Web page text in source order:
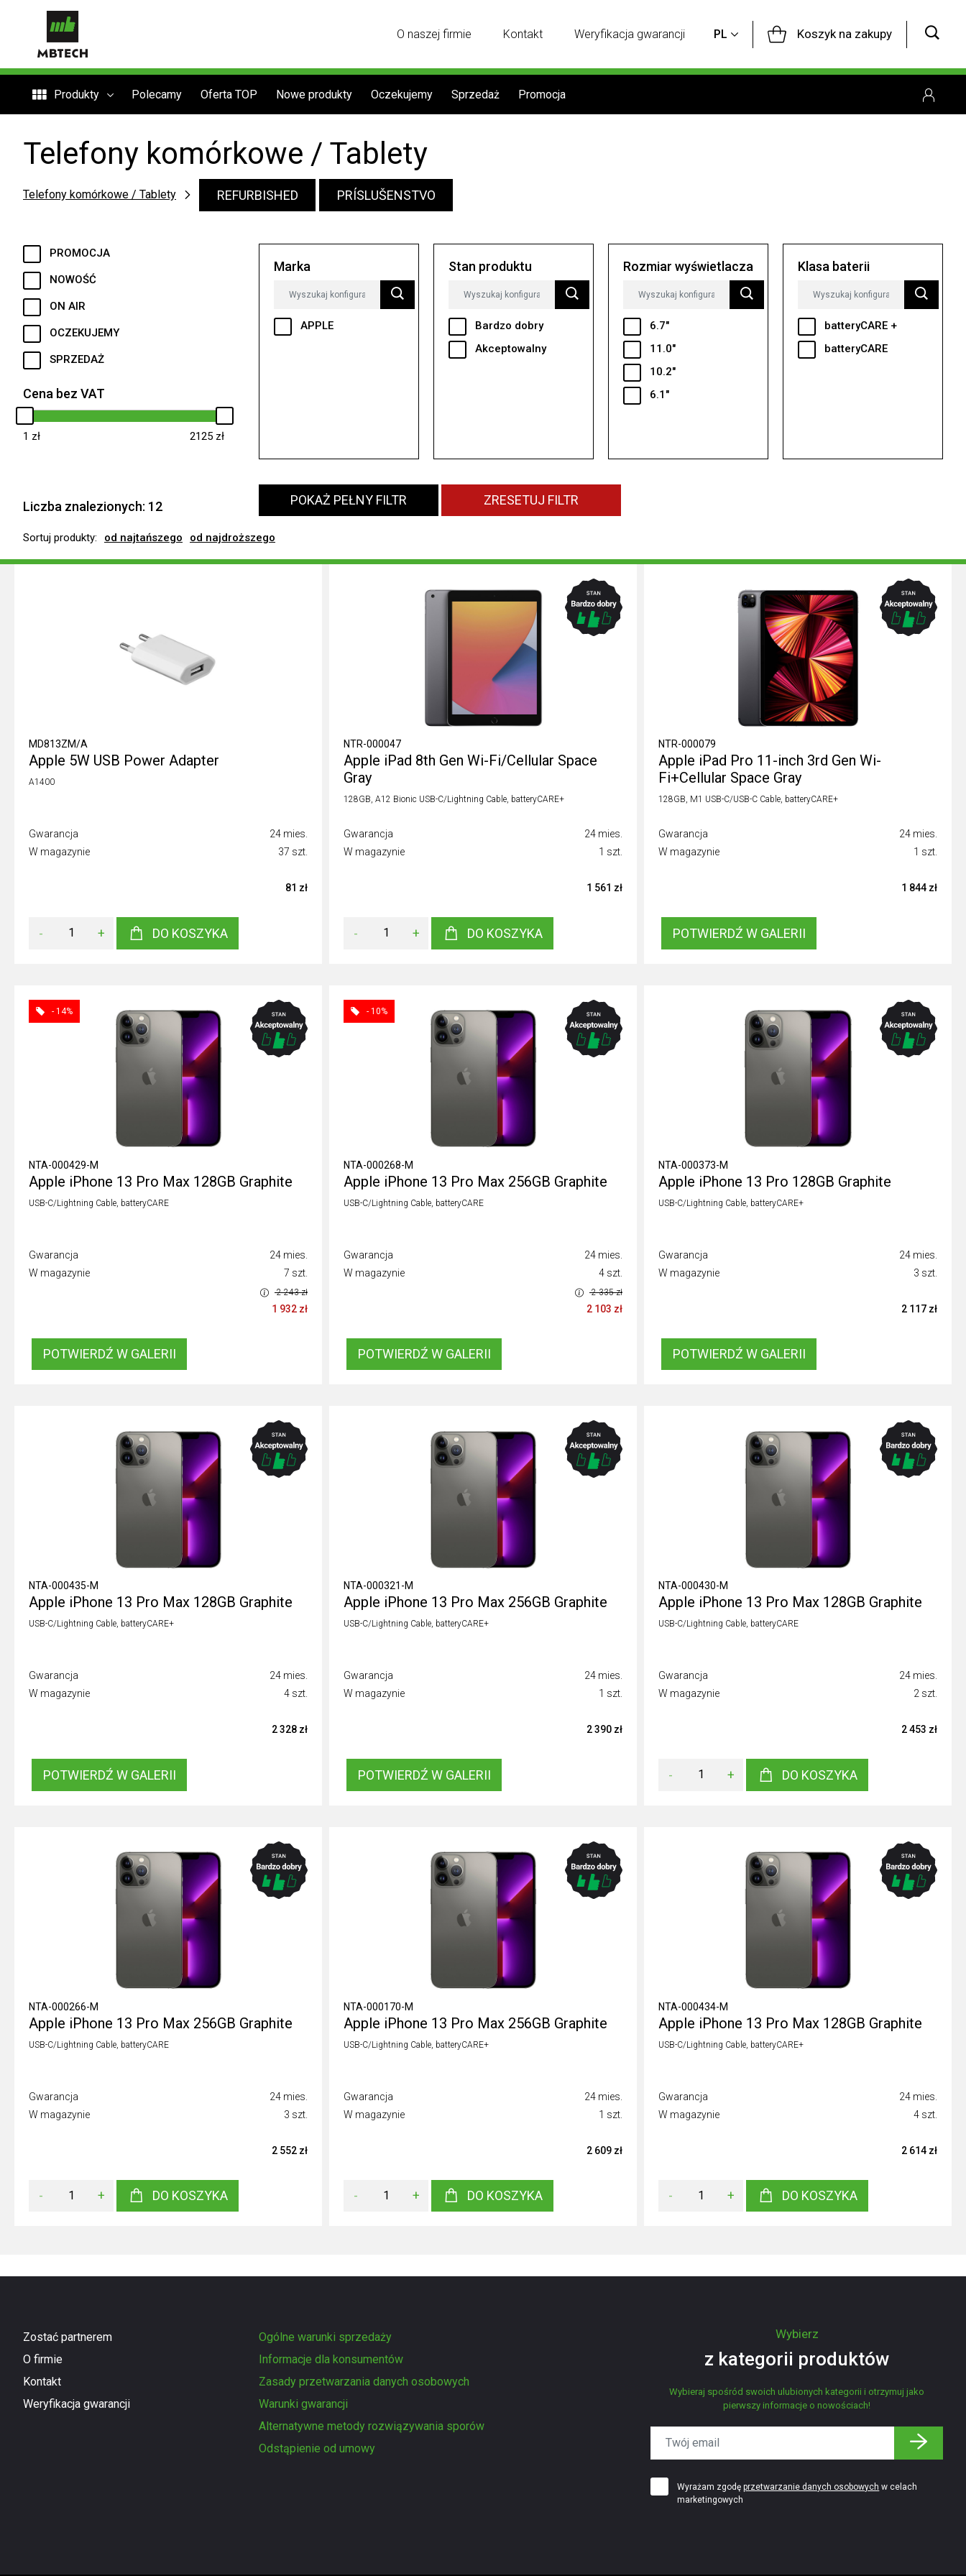
O naszej firmie Kontakt Weryfikacja gwarancji PL Koszyk na zakupy
Produkty Polecamy Oferta TOP Nowe produkty Oczekujemy Sprzedaż Promocja
Telefony komórkowe / Tablety
Telefony komórkowe / Tablety REFURBISHED PRÍSLUŠENSTVO
PROMOCJA
NOWOŚĆ
ON AIR
OCZEKUJEMY
SPRZEDAŻ
Cena bez VAT
1 2125
Liczba znalezionych: 12
Marka
APPLE
Stan produktu
Bardzo dobry
Akceptowalny
Rozmiar wyświetlacza
6.7"
11.0"
10.2"
6.1"
Klasa baterii
batteryCARE +
batteryCARE
POKAŻ PEŁNY FILTR ZRESETUJ FILTR
Sortuj produkty: od najtańszego od najdroższego
MD813ZM/A
Apple 5W USB Power Adapter
A1400
Gwarancja
24 mies.
W magazynie
37 szt.
81 zł
- + DO KOSZYKA
NTR-000047
Apple iPad 8th Gen Wi-Fi/Cellular Space
Gray
128GB, A12 Bionic USB-C/Lightning Cable, batteryCARE+
Gwarancja
24 mies.
W magazynie
1 szt.
1 561 zł
- + DO KOSZYKA
NTR-000079
Apple iPad Pro 11-inch 3rd Gen Wi-
Fi+Cellular Space Gray
128GB, M1 USB-C/USB-C Cable, batteryCARE+
Gwarancja
24 mies.
W magazynie
1 szt.
1 844 zł
POTWIERDŹ W GALERII
- 14%
NTA-000429-M
Apple iPhone 13 Pro Max 128GB Graphite
USB-C/Lightning Cable, batteryCARE
Gwarancja
24 mies.
W magazynie
7 szt.
2 243 zł
1 932 zł
POTWIERDŹ W GALERII
- 10%
NTA-000268-M
Apple iPhone 13 Pro Max 256GB Graphite
USB-C/Lightning Cable, batteryCARE
Gwarancja
24 mies.
W magazynie
4 szt.
2 335 zł
2 103 zł
POTWIERDŹ W GALERII
NTA-000373-M
Apple iPhone 13 Pro 128GB Graphite
USB-C/Lightning Cable, batteryCARE+
Gwarancja
24 mies.
W magazynie
3 szt.
2 117 zł
POTWIERDŹ W GALERII
NTA-000435-M
Apple iPhone 13 Pro Max 128GB Graphite
USB-C/Lightning Cable, batteryCARE+
Gwarancja
24 mies.
W magazynie
4 szt.
2 328 zł
POTWIERDŹ W GALERII
NTA-000321-M
Apple iPhone 13 Pro Max 256GB Graphite
USB-C/Lightning Cable, batteryCARE+
Gwarancja
24 mies.
W magazynie
1 szt.
2 390 zł
POTWIERDŹ W GALERII
NTA-000430-M
Apple iPhone 13 Pro Max 128GB Graphite
USB-C/Lightning Cable, batteryCARE
Gwarancja
24 mies.
W magazynie
2 szt.
2 453 zł
- + DO KOSZYKA
NTA-000266-M
Apple iPhone 13 Pro Max 256GB Graphite
USB-C/Lightning Cable, batteryCARE
Gwarancja
24 mies.
W magazynie
3 szt.
2 552 zł
- + DO KOSZYKA
NTA-000170-M
Apple iPhone 13 Pro Max 256GB Graphite
USB-C/Lightning Cable, batteryCARE+
Gwarancja
24 mies.
W magazynie
1 szt.
2 609 zł
- + DO KOSZYKA
NTA-000434-M
Apple iPhone 13 Pro Max 128GB Graphite
USB-C/Lightning Cable, batteryCARE+
Gwarancja
24 mies.
W magazynie
4 szt.
2 614 zł
- + DO KOSZYKA
Zostać partnerem
O firmie
Kontakt
Weryfikacja gwarancji
Ogólne warunki sprzedaży
Informacje dla konsumentów
Zasady przetwarzania danych osobowych
Warunki gwarancji
Alternatywne metody rozwiązywania sporów
Odstąpienie od umowy
Wybierz
z kategorii produktów
Wybieraj spośród swoich ulubionych kategorii i otrzymuj jako
pierwszy informacje o nowościach!
Wyrażam zgodęprzetwarzanie danych osobowych w celach
marketingowych